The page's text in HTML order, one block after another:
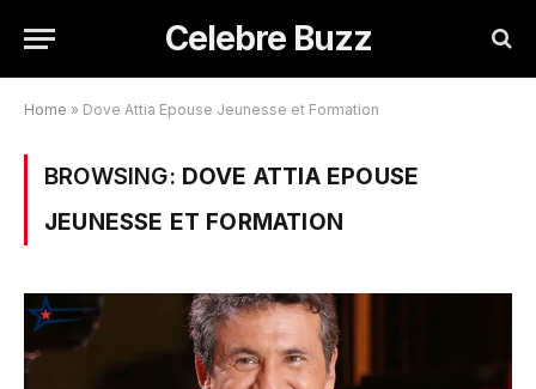
Celebre Buzz
Home » Dove Attia Epouse Jeunesse et Formation
BROWSING: DOVE ATTIA EPOUSE
JEUNESSE ET FORMATION